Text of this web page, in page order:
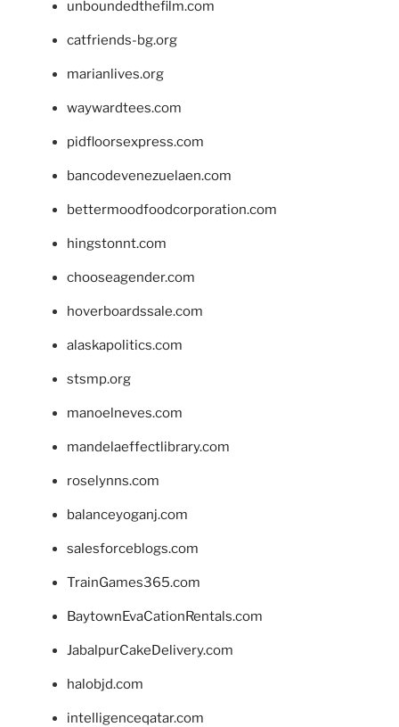
unboundedthefilm.com
catfriends-bg.org
marianlives.org
waywardtees.com
pidfloorsexpress.com
bancodevenezuelaen.com
bettermoodfoodcorporation.com
hingstonnt.com
chooseagender.com
hoverboardssale.com
alaskapolitics.com
stsmp.org
manoelneves.com
mandelaeffectlibrary.com
roselynns.com
balanceyoganj.com
salesforceblogs.com
TrainGames365.com
BaytownEvaCationRentals.com
JabalpurCakeDelivery.com
halobjd.com
intelligenceqatar.com